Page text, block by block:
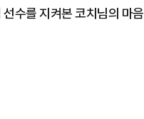
수를 지켜본 코치님의 마음